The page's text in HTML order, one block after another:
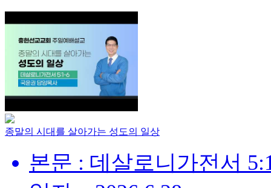
종말의 시대를 살아가는 성도의 일상
본문 : 데살로니가전서